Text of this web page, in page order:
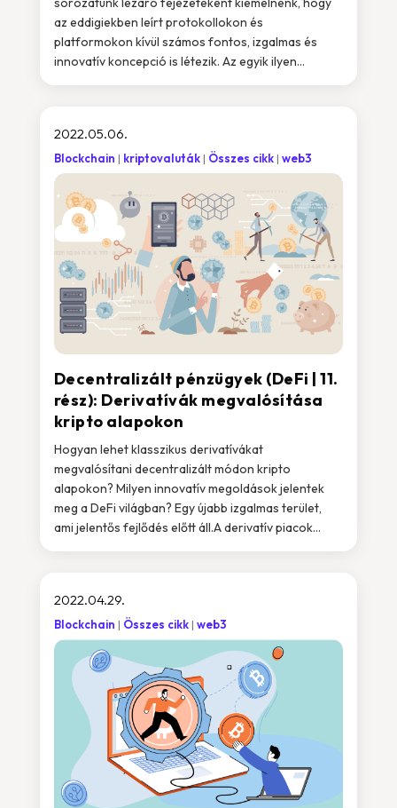
az eddigiekben leírt protokollokon és
platformokon kívül számos fontos, izgalmas és
innovatív koncepció is létezik. Az egyik ilyen...
Decentralizált pénzügyek (DeFi | 11.
rész): Derivatívák megvalósítása
kripto alapokon
2022.05.06.
Blockchain kriptovaluták Összes cikk web3
Hogyan lehet klasszikus derivatívákat
megvalósítani decentralizált módon kripto
alapokon? Milyen innovatív megoldások jelentek
meg a DeFi világban? Egy újabb izgalmas terület,
ami jelentős fejlődés előtt áll.A derivatív piacok...
2022.04.29.
Blockchain Összes cikk web3